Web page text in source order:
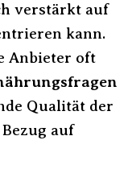
verstärkt auf
kann.
Anbieter oft
Qualität der
auf